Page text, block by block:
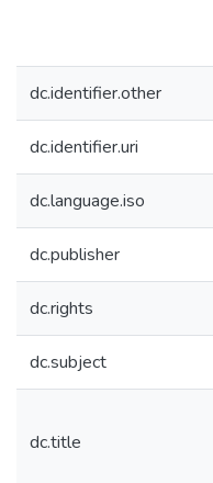
dc.identifier.other
dc.identifier.uri
dc.language.iso
dc.publisher
dc.rights
dc.subject
dc.title